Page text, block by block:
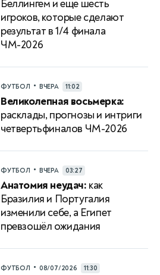
Беллингем и еще шесть
игроков, которые сделают
результат в 1/4 финала
ЧМ-2026
ФУТБОЛ • ВЧЕРА 11:02
Великолепная восьмерка:
расклады, прогнозы и интриги
четвертьфиналов ЧМ-2026
ФУТБОЛ • ВЧЕРА 03:27
Анатомия неудач: как
Бразилия и Португалия
изменили себе, а Египет
превзошёл ожидания
ФУТБОЛ • 08/07/2026 11:30